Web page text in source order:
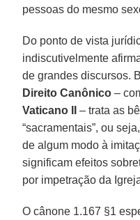
pessoas do mesmo
Do ponto de vista
indiscutivelmente
de grandes discursos.
Direito Canônico –
Vaticano II
– trata as
“sacramentais”, ou
de algum modo à
significam efeitos
por impetração da
O cânone 1.167 §1